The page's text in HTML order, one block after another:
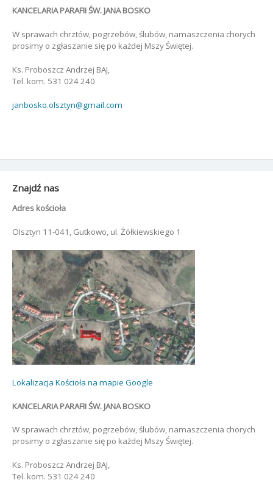
KANCELARIA PARAFII ŚW. JANA BOSKO
W sprawach chrztów, pogrzebów, ślubów, namaszczenia chorych
prosimy o zgłaszanie się po każdej Mszy Świętej.
Ks. Proboszcz Andrzej BAJ,
Tel. kom. 531 024 240
janbosko.olsztyn@gmail.com
Znajdź nas
Adres kościoła
Olsztyn 11-041, Gutkowo, ul. Żółkiewskiego 1
Lokalizacja Kościoła na mapie Google
KANCELARIA PARAFII ŚW. JANA BOSKO
W sprawach chrztów, pogrzebów, ślubów, namaszczenia chorych
prosimy o zgłaszanie się po każdej Mszy Świętej.
Ks. Proboszcz Andrzej BAJ,
Tel. kom. 531 024 240